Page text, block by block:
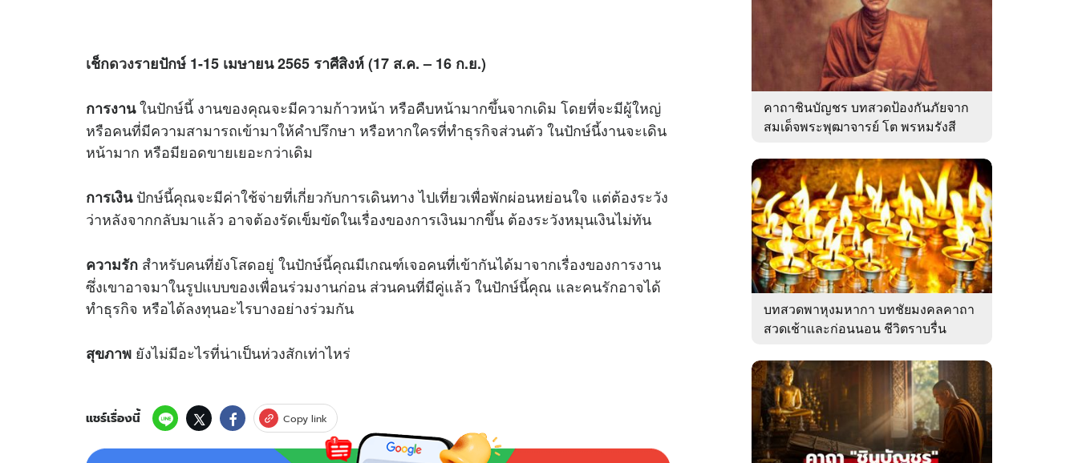
เช็กดวงรายปักษ์ 1-15 เมษายน2565 ราศีสิงห์ (17 ส.ค. – 16 ก.ย.)
การงานในปักษ์นี้ งานของคุณจะมีความก้าวหน้า หรือคืบหน้ามากขึ้นจากเดิม โดยที่จะมีผู้ใหญ่
หรือคนที่มีความสามารถเข้ามาให้คำปรึกษา หรือหากใครที่ทำธุรกิจส่วนตัว ในปักษ์นี้งานจะเดิน
หน้ามาก หรือมียอดขายเยอะกว่าเดิม
การเงินปักษ์นี้คุณจะมีค่าใช้จ่ายที่เกี่ยวกับการเดินทาง ไปเที่ยวเพื่อพักผ่อนหย่อนใจ แต่ต้องระวัง
ว่าหลังจากกลับมาแล้ว อาจต้องรัดเข็มขัดในเรื่องของการเงินมากขึ้น ต้องระวังหมุนเงินไม่ทัน
ความรัก สำหรับคนที่ยังโสดอยู่ ในปักษ์นี้คุณมีเกณฑ์เจอคนที่เข้ากันได้มาจากเรื่องของการงาน
ซึ่งเขาอาจมาในรูปแบบของเพื่อนร่วมงานก่อน ส่วนคนที่มีคู่แล้ว ในปักษ์นี้คุณ และคนรักอาจได้
ทำธุรกิจ หรือได้ลงทุนอะไรบางอย่างร่วมกัน
สุขภาพ ยังไม่มีอะไรที่น่าเป็นห่วงสักเท่าไหร่
แชร์เรื่องนี้ Copy link
คาถาชินบัญชร บทสวดป้องกันภัยจาก
สมเด็จพระพุฒาจารย์ โต พรหมรังสี
บทสวดพาหุงมหากา บทชัยมงคลคาถา
สวดเช้าและก่อนนอน ชีวิตราบรื่น